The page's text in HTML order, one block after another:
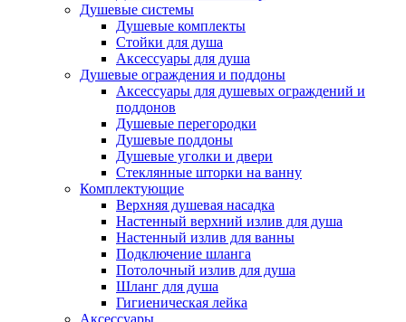
Душевые системы
Душевые комплекты
Стойки для душа
Аксессуары для душа
Душевые ограждения и поддоны
Аксессуары для душевых ограждений и
поддонов
Душевые перегородки
Душевые поддоны
Душевые уголки и двери
Стеклянные шторки на ванну
Комплектующие
Верхняя душевая насадка
Настенный верхний излив для душа
Настенный излив для ванны
Подключение шланга
Потолочный излив для душа
Шланг для душа
Гигиеническая лейка
Аксессуары